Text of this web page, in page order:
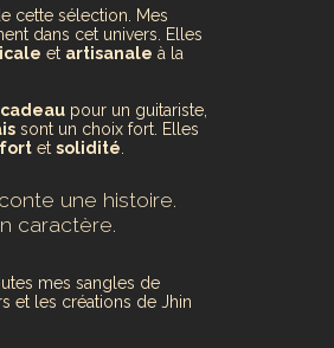
cette sélection. Mes
dans cet univers. Elles
et artisanale à la
pour un guitariste,
sont un choix fort. Elles
et solidité.
une histoire.
caractère.
mes sangles de
et les créations de Jhin